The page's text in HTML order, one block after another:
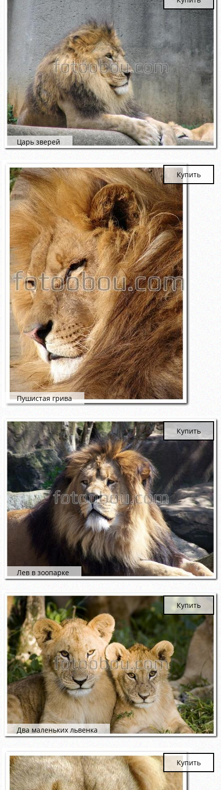
Царь зверей
Пушистая грива
Купить
Лев в зоопарке
Купить
Два маленьких львенка
Купить
Купить